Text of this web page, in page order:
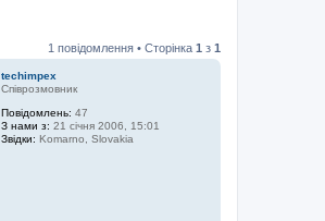
1 повідомлення • Сторінка 1 з 1
techimpex
Співрозмовник
Повідомлень: 47
З нами з: 21 січня 2006, 15:01
Звідки: Komarno, Slovakia